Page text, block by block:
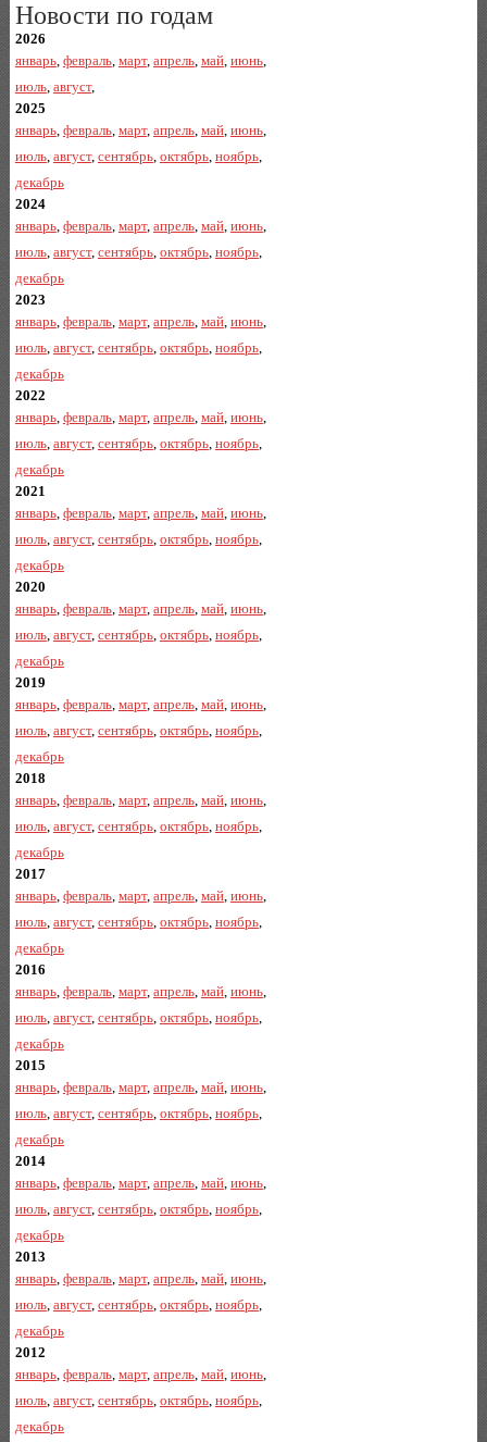
Новости по годам
2026
январь, февраль, март, апрель, май, июнь,
июль, август,
2025
январь, февраль, март, апрель, май, июнь,
июль, август, сентябрь, октябрь, ноябрь,
декабрь
2024
январь, февраль, март, апрель, май, июнь,
июль, август, сентябрь, октябрь, ноябрь,
декабрь
2023
январь, февраль, март, апрель, май, июнь,
июль, август, сентябрь, октябрь, ноябрь,
декабрь
2022
январь, февраль, март, апрель, май, июнь,
июль, август, сентябрь, октябрь, ноябрь,
декабрь
2021
январь, февраль, март, апрель, май, июнь,
июль, август, сентябрь, октябрь, ноябрь,
декабрь
2020
январь, февраль, март, апрель, май, июнь,
июль, август, сентябрь, октябрь, ноябрь,
декабрь
2019
январь, февраль, март, апрель, май, июнь,
июль, август, сентябрь, октябрь, ноябрь,
декабрь
2018
январь, февраль, март, апрель, май, июнь,
июль, август, сентябрь, октябрь, ноябрь,
декабрь
2017
январь, февраль, март, апрель, май, июнь,
июль, август, сентябрь, октябрь, ноябрь,
декабрь
2016
январь, февраль, март, апрель, май, июнь,
июль, август, сентябрь, октябрь, ноябрь,
декабрь
2015
январь, февраль, март, апрель, май, июнь,
июль, август, сентябрь, октябрь, ноябрь,
декабрь
2014
январь, февраль, март, апрель, май, июнь,
июль, август, сентябрь, октябрь, ноябрь,
декабрь
2013
январь, февраль, март, апрель, май, июнь,
июль, август, сентябрь, октябрь, ноябрь,
декабрь
2012
январь, февраль, март, апрель, май, июнь,
июль, август, сентябрь, октябрь, ноябрь,
декабрь